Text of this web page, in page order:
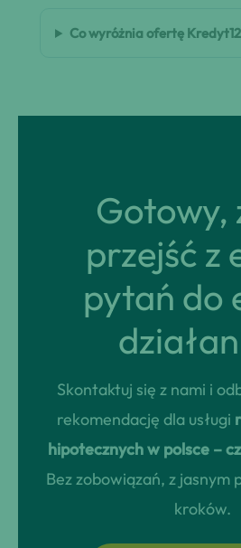
Co wyróżnia ofertę
Gotowy,
przejść z
pytań do
Skontaktuj się z nami i
rekomendację dla usługi
hipotecznych w polsce –
Bez zobowiązań, z jasnym
kroków.